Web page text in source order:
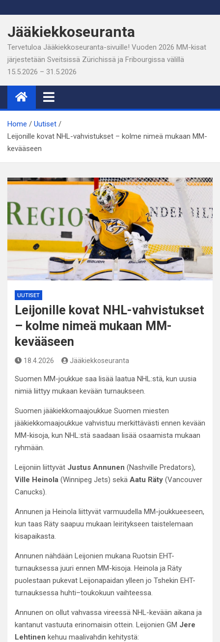
to
content
Jääkiekkoseuranta
Tervetuloa Jääkiekkoseuranta-sivuille! Vuoden 2026 MM-kisat
järjestetään Sveitsissä Zürichissä ja Fribourgissa välillä
15.5.2026 – 31.5.2026
Home
Uutiset
Leijonille kovat NHL-vahvistukset – kolme nimeä mukaan MM-
kevääseen
UUTISET
Leijonille kovat NHL-vahvistukset
– kolme nimeä mukaan MM-
kevääseen
18.4.2026 Jääkiekkoseuranta
Suomen MM-joukkue saa lisää laatua NHL:stä, kun uusia
nimiä liittyy mukaan kevään turnaukseen.
Suomen jääkiekkomaajoukkue Suomen miesten
jääkiekkomaajoukkue vahvistuu merkittävästi ennen kevään
MM-kisoja, kun NHL:stä saadaan lisää osaamista mukaan
ryhmään.
Leijoniin liittyvät Justus Annunen (Nashville Predators),
Ville Heinola (Winnipeg Jets) sekä Aatu Räty (Vancouver
Canucks).
Annunen ja Heinola liittyvät varmuudella MM-joukkueeseen,
kun taas Räty saapuu mukaan leiritykseen taistelemaan
kisapaikasta.
Annunen nähdään Leijonien mukana Ruotsin EHT-
turnauksessa juuri ennen MM-kisoja. Heinola ja Räty
puolestaan pukevat Leijonapaidan ylleen jo Tshekin EHT-
turnauksessa huhti–toukokuun vaihteessa.
Annunen on ollut vahvassa vireessä NHL-kevään aikana ja
kantanut vastuuta erinomaisin ottein. Leijonien GM Jere
Lehtinen kehuu maalivahdin kehitystä: